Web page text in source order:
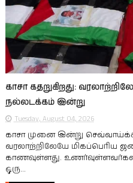
காசா கதறுகிறது:
நல்லடக்கம் இன்று
Tuesday, August 04, 2026
காசா முனை இன்று
வரலாற்றிலேயே
காணவுள்ளது.
ஒரு...